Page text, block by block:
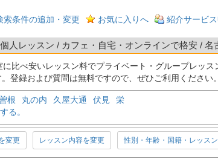
索条件の追加・変更 お気に入りへ 紹介サービ
人レッスン / カフェ・自宅・オンラインで格安 / 名
比べ安いレッスン料でプライベート・グループレッス
登録および質問は無料ですので、ぜひご利用ください
根 丸の内 久屋大通 伏見
栄
る。
変更 レッスン内容を変更 性別・年齢・国籍・レッス